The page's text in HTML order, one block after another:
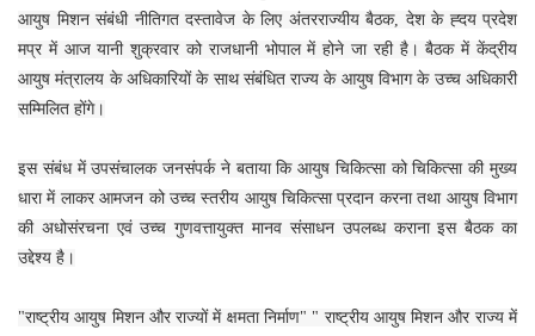
आयुष मिशन संबंधी नीतिगत दस्तावेज के लिए अंतरराज्यीय बैठक, देश के ह्दय प्रदेश
मप्र में आज यानी शुक्रवार को राजधानी भोपाल में होने जा रही है। बैठक में केंद्रीय
आयुष मंत्रालय के अधिकारियों के साथ संबंधित राज्य के आयुष विभाग के उच्च अधिकारी
सम्‍म‍िलित होंगे।
इस संबंध में उपसंचालक जनसंपर्क ने बताया कि आयुष चिकित्सा को चिकित्सा की मुख्य
धारा में लाकर आमजन को उच्च स्तरीय आयुष चिकित्सा प्रदान करना तथा आयुष विभाग
की अधोसंरचना एवं उच्च गुणवत्तायुक्त मानव संसाधन उपलब्ध कराना इस बैठक का
उद्देश्य है।
"राष्ट्रीय आयुष मिशन और राज्यों में क्षमता निर्माण" " राष्ट्रीय आयुष मिशन और राज्य में